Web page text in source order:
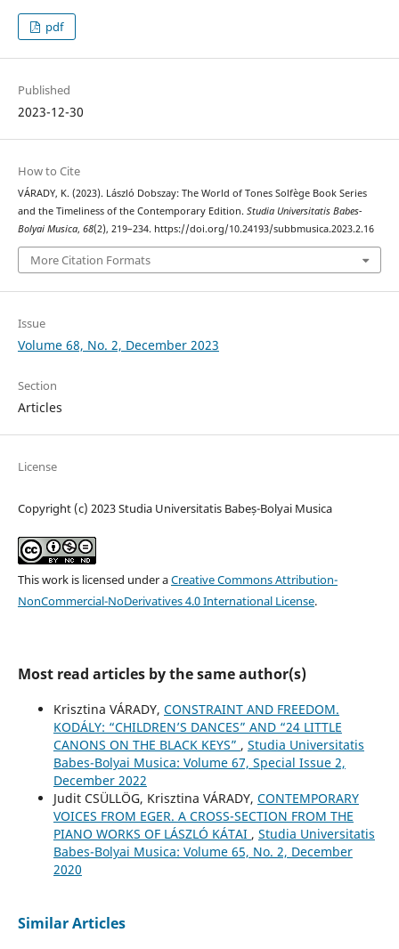
pdf
Published
2023-12-30
How to Cite
VÁRADY, K. (2023). László Dobszay: The World of Tones Solfège Book Series
and the Timeliness of the Contemporary Edition. Studia Universitatis Babes-
Bolyai Musica, 68(2), 219–234. https://doi.org/10.24193/subbmusica.2023.2.16
More Citation Formats
Issue
Volume 68, No. 2, December 2023
Section
Articles
License
Copyright (c) 2023 Studia Universitatis Babeș-Bolyai Musica
This work is licensed under aCreative Commons Attribution-
NonCommercial-NoDerivatives 4.0 International License.
Most read articles by the same author(s)
Krisztina VÁRADY, CONSTRAINT AND FREEDOM.
KODÁLY: “CHILDREN’S DANCES” AND “24 LITTLE
CANONS ON THE BLACK KEYS” , Studia Universitatis
Babes-Bolyai Musica: Volume 67, Special Issue 2,
December 2022
Judit CSÜLLÖG, Krisztina VÁRADY, CONTEMPORARY
VOICES FROM EGER. A CROSS-SECTION FROM THE
PIANO WORKS OF LÁSZLÓ KÁTAI , Studia Universitatis
Babes-Bolyai Musica: Volume 65, No. 2, December
2020
Similar Articles